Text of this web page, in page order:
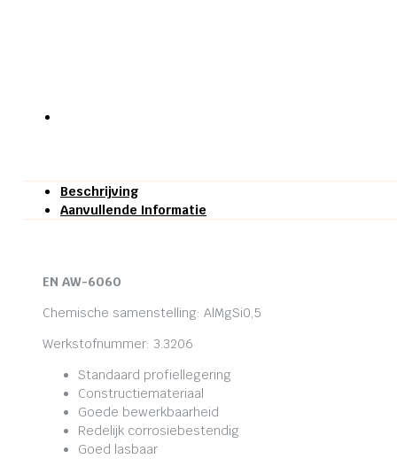
Beschrijving
Aanvullende Informatie
EN AW-6060
Chemische samenstelling: AlMgSi0,5
Werkstofnummer: 3.3206
Standaard profiellegering
Constructiemateriaal
Goede bewerkbaarheid
Redelijk corrosiebestendig
Goed lasbaar